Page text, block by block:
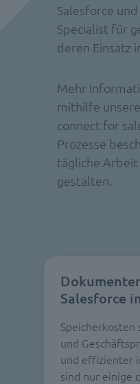
Salesforce
Specialist für
deren Einsatz
Mehr
mithilfe
connect for
Prozesse
tägliche
gestalten.
Salesforce
Speicherkosten
und
und effizienter
sind nur einige